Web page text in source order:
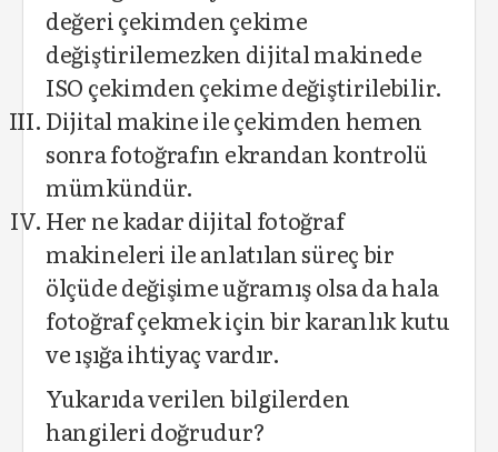
değeri çekimden çekime
değiştirilemezken dijital makinede
ISO çekimden çekime değiştirilebilir.
Dijital makine ile çekimden hemen
sonra fotoğrafın ekrandan kontrolü
mümkündür.
Her ne kadar dijital fotoğraf
makineleri ile anlatılan süreç bir
ölçüde değişime uğramış olsa da hala
fotoğraf çekmek için bir karanlık kutu
ve ışığa ihtiyaç vardır.
Yukarıda verilen bilgilerden
hangileri doğrudur?